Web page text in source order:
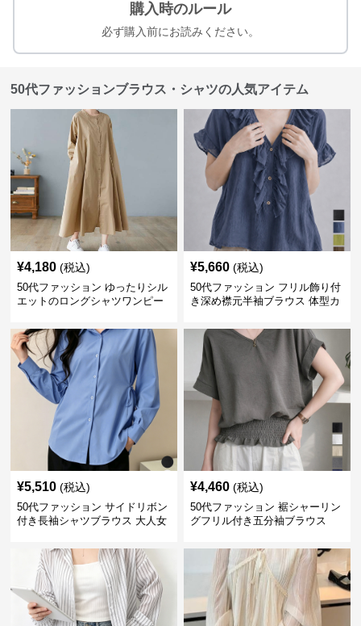
購入時のルール
必ず購入前にお読みください。
50代ファッションブラウス・シャツの人気アイテム
¥4,180 (税込)
50代ファッション ゆったりシル
エットのロングシャツワンピー
¥5,660 (税込)
50代ファッション フリル飾り付
き深め襟元半袖ブラウス 体型カ
¥5,510 (税込)
50代ファッション サイドリボン
付き長袖シャツブラウス 大人女
¥4,460 (税込)
50代ファッション 裾シャーリン
グフリル付き五分袖ブラウス